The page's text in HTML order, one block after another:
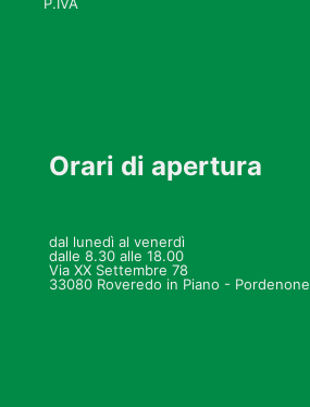
Orari di apertura
dal lunedì al venerdì
dalle 8.30 alle 18.00
Via XX Settembre 78
33080 Roveredo in Piano - Pordenone